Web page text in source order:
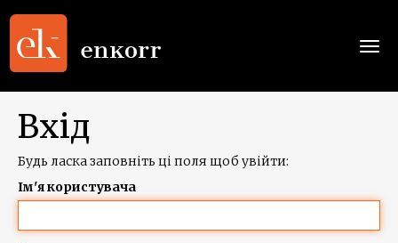
Вхід
Будь ласка заповніть ці поля щоб увійти:
Ім'я користувача